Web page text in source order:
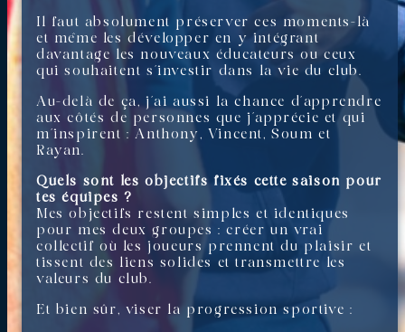
Il faut absolument préserver ces moments-là
et même les développer en y intégrant
davantage les nouveaux éducateurs ou ceux
qui souhaitent s’investir dans la vie du club.
Au-delà de ça, j’ai aussi la chance d’apprendre
aux côtés de personnes que j’apprécie et qui
m’inspirent : Anthony, Vincent, Soum et
Rayan.
Quels sont les objectifs fixés cette saison pour
tes équipes ?
Mes objectifs restent simples et identiques
pour mes deux groupes : créer un vrai
collectif où les joueurs prennent du plaisir et
tissent des liens solides et transmettre les
valeurs du club.
Et bien sûr, viser la progression sportive :